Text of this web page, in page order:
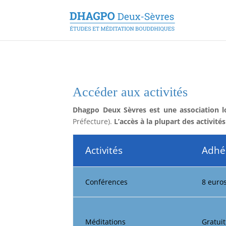
Accéder aux activités
Dhagpo Deux Sèvres est une association
Préfecture). L’accès à la plupart des
Activités
Conférences 8
Méditations Gratuit